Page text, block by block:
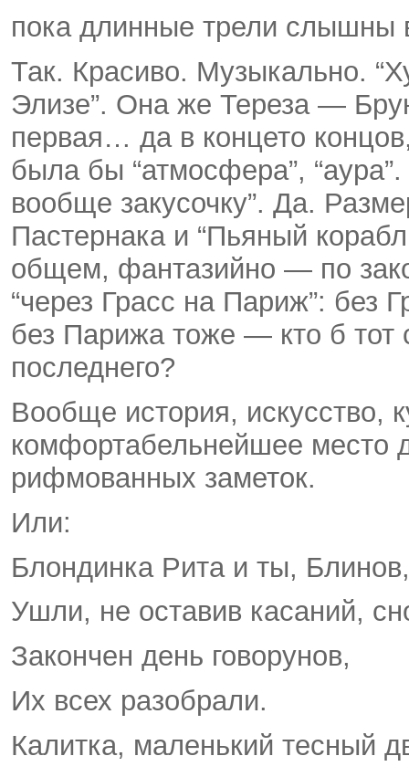
пока длинные трели слышны
Так. Красиво. Музыкально.
Элизе”. Она же Тереза —
первая… да в конце­то
была бы “атмосфера”,
вообще закусочку”. Да.
Пастернака и “Пьяный
общем, фантазийно — по
“через Грасс на Париж”: без
без Парижа тоже — кто б
последнего?
Вообще история, искусство,
комфортабельнейшее место
рифмованных заметок.
Или:
Блондинка Рита и ты, Блинов,
Ушли, не оставив касаний,
Закончен день говорунов,
Их всех разобрали.
Калитка, маленький тесный